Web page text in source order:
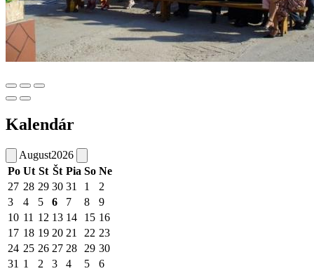
Kalendár
August2026
Po Ut St Št Pia So Ne
27 28 29 30 31 1
2
3
4 5 6 7 8
9
10 11 12 13 14 15 16
17 18 19 20 21 22 23
24 25 26 27 28 29 30
31 1 2 3 4 5 6